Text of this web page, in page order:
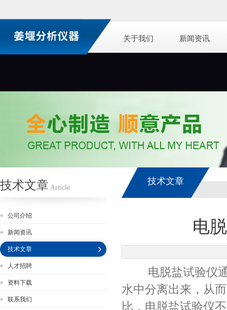
关于我们 新闻资讯
技术文章 Article
公司介绍
新闻资讯
技术文章
人才招聘
资料下载
联系我们
技术文章
电
电脱盐试验仪通
水中分离出来，从
比，电脱盐试验仪